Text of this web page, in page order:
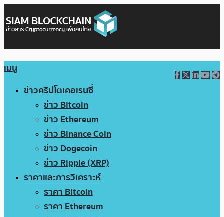
เมนู
ข่าวคริปโตเคอเรนซี่
ข่าว Bitcoin
ข่าว Ethereum
ข่าว Binance Coin
ข่าว Dogecoin
ข่าว Ripple (XRP)
ราคาและการวิเคราะห์
ราคา Bitcoin
ราคา Ethereum